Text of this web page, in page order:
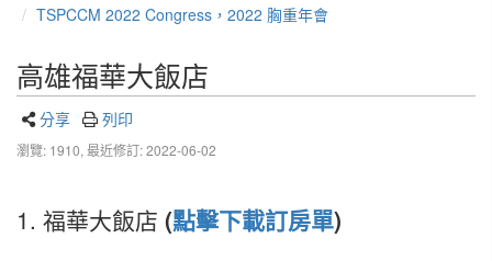
TSPCCM 2022 Congress，2022 胸重年會
高雄福華大飯店
分享 列印
瀏覽: 1910, 最近修訂: 2022-06-02
1. 福華大飯店 (點擊下載訂房單)